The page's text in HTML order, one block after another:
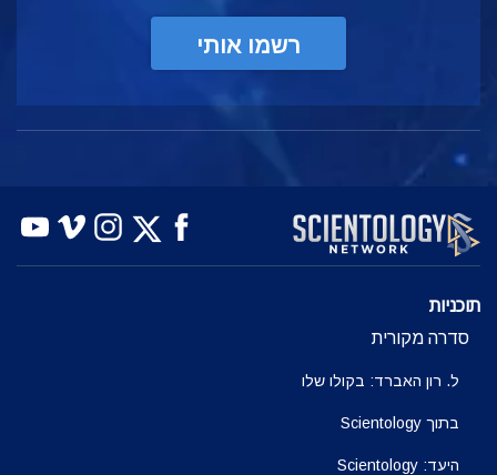
רשמו אותי
תוכניות
סדרה מקורית
ל. רון האברד: בקולו שלו
בתוך Scientology
היעד: Scientology